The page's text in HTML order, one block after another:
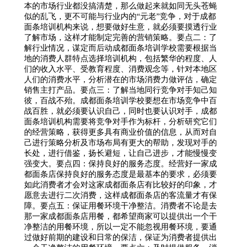
本的市场行业都没搞清楚，那么做起来就如同无头苍蝇
似的乱飞，更不可能与行业内的“元老”竞争，对于成都
面条培训机构来说，想要做好生意，就必须要摸透行业
了解市场，这样才能制定完善的营销策略。要点二：了
解行业情况，谋定而后动成都面条培训学校需要根据当
地的消费人群特点选择培训机构，包括繁华的程度、人
们的收入水平、受教育程度、消费观念等，针对本地区
人们的消费水平，分析潜在的市场消费力做评估，确定
销售主打产品。要点三：了解当地同行竞争对手知己知
彼，百战不殆。成都面条培训学校要想在市场竞争中百
战百胜，就必须要认识自己，同时也要认识对手，成都
面条培训机构需要将竞争对手作为标杆，分析研究它们
的经营策略，获得更多具有商业价值的信息，从而对自
己进行策略分析及市场布局有更大的帮助，发现对手的
长处，进行借鉴，扬长避短，让自己进步，才能慢慢变
强变大。要点四：保持良好的服务态度。经营好一家成
都面条店保持良好的服务态度是最基本的要求，必须要
如此消费者才会对这家成都面条店有比较好的印象，才
愿意去进行二次消费，这样成都面条店的客流量才有保
障。要点五：保证用餐环境干净整洁。消费者不论是去
那一家成都面条店用餐，都希望商家可以提供出一个干
净整洁的用餐环境，所以一定不能忽视用餐环境，要通
过做好前期的建设和日常的保洁，保证为消费者提供出